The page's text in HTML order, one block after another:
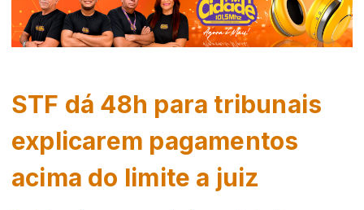
STF dá 48h para tribunais
explicarem pagamentos
acima do limite a juiz